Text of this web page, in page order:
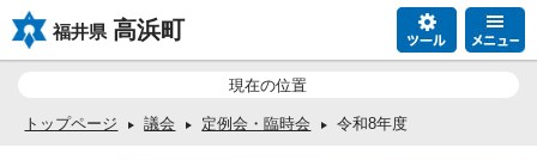
福井県 高浜町
現在の位置
トップページ 議会 定例会・臨時会 令和8年度